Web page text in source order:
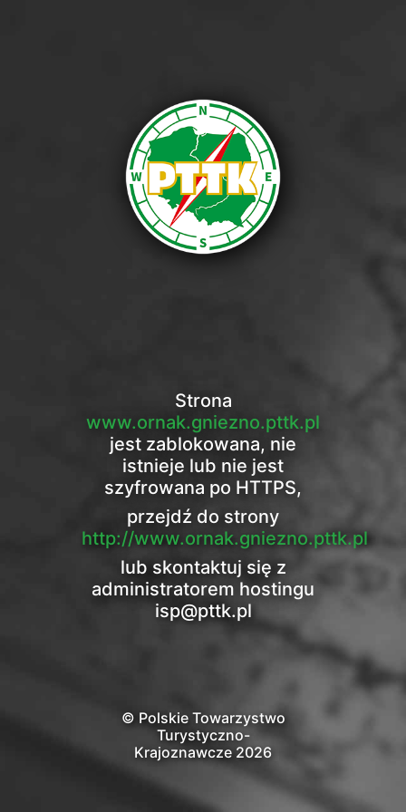
Strona
www.ornak.gniezno.pttk.pl
jest zablokowana, nie
istnieje lub nie jest
szyfrowana po HTTPS,
przejdź do strony
http://www.ornak.gniezno.pttk.pl
lub skontaktuj się z
administratorem hostingu
isp@pttk.pl
© Polskie Towarzystwo
Turystyczno-
Krajoznawcze 2026